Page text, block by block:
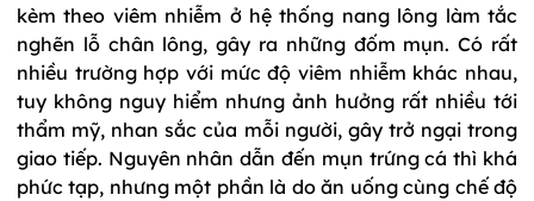
kèm theo viêm nhiễm ở hệ thống nang lông làm tắc
nghẽn lỗ chân lông, gây ra những đốm mụn. Có rất
nhiều trường hợp với mức độ viêm nhiễm khác nhau,
tuy không nguy hiểm nhưng ảnh hưởng rất nhiều tới
thẩm mỹ, nhan sắc của mỗi người, gây trở ngại trong
giao tiếp. Nguyên nhân dẫn đến mụn trứng cá thì khá
phức tạp, nhưng một phần là do ăn uống cùng chế độ